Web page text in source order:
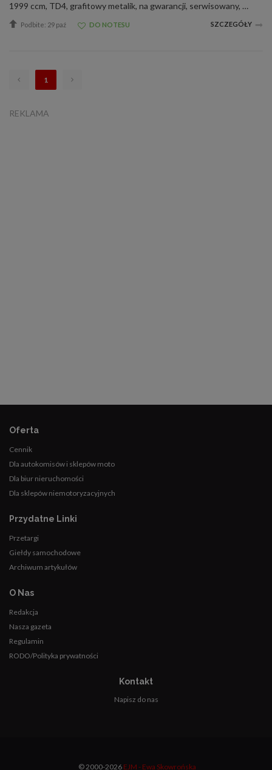
1999 ccm, TD4, grafitowy metalik, na gwarancji, serwisowany, c. zamek, czujnik deszczu, el. reg. lusterka, wspom. kier., &lt;b&gt;Witam Państwa&lt;\/b&gt; Do sprzedania posiadamy świeżo sprowadzonego &lt;b&gt;Land Rovera Range Rovera Evoquea po face...
Podbite: 29 paź DO NOTESU SZCZEGÓŁY
1
REKLAMA
Oferta
Cennik
Dla autokomisów i sklepów moto
Dla biur nieruchomości
Dla sklepów niemotoryzacyjnych
Przydatne Linki
Przetargi
Giełdy samochodowe
Archiwum artykułów
O Nas
Redakcja
Nasza gazeta
Regulamin
RODO/Polityka prywatności
Kontakt
Napisz do nas
© 2000-2026 EJM - Ewa Skowrońska